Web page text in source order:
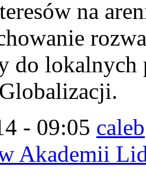
na
do lokalnych
- 09:05 caleb
Akademii